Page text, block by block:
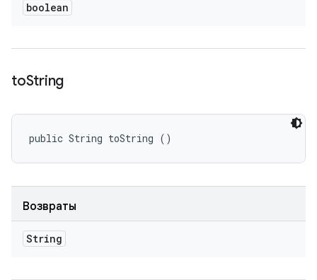
boolean
toString
public String toString ()
Возвраты
String